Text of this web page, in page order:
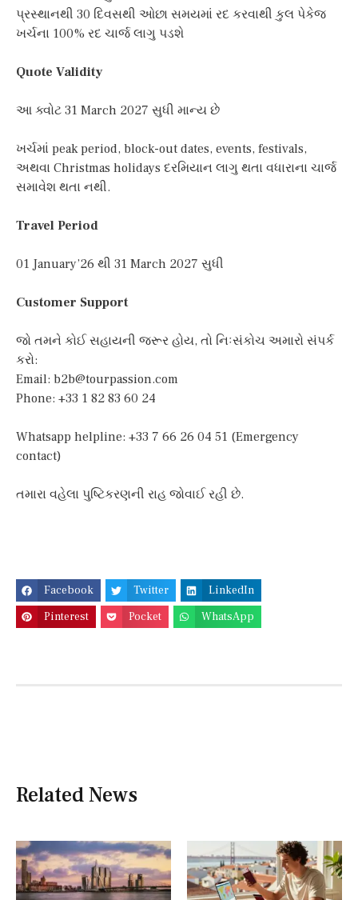
પ્રસ્થાનથી 30 દિવસથી ઓછા સમયમાં રદ કરવાથી કુલ પેકેજ
ખર્ચના 100% રદ ચાર્જ લાગુ પડશે
Quote Validity
આ ક્વોટ 31 March 2027 સુધી માન્ય છે
ખર્ચમાં peak period, block-out dates, events, festivals,
અથવા Christmas holidays દરમિયાન લાગુ થતા વધારાના ચાર્જ
સમાવેશ થતા નથી.
Travel Period
01 January’26 થી 31 March 2027 સુધી
Customer Support
જો તમને કોઈ સહાયની જરૂર હોય, તો નિઃસંકોચ અમારો સંપર્ક
કરો:
Email: b2b@tourpassion.com
Phone: +33 1 82 83 60 24
Whatsapp helpline: +33 7 66 26 04 51 (Emergency
contact)
તમારા વહેલા પુષ્ટિકરણની રાહ જોવાઈ રહી છે.
Facebook Twitter
LinkedIn
Pinterest
Pocket WhatsApp
Related News